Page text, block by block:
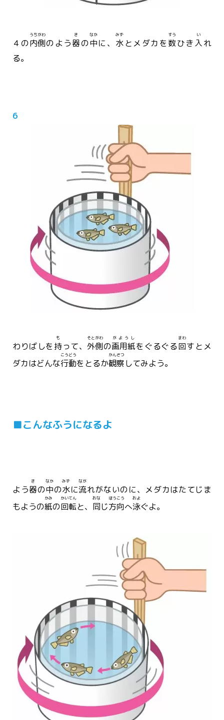
４の内側
うちがわ
のよう器
き
の中
なか
に、 水
みず
とメダカを 数
すう
ひき入
い
れ
る。
6
わりばしを 持
も
って、 外側
そとがわ
の画用紙
がようし
をぐるぐる回
まわ
すとメ
ダカはどんな行動
こうどう
をとるか観察
かんさつ
してみよう。
■こんなふうになるよ
よう器
き
の中
なか
の水
みず
に流
なが
れがないのに、メダカはたてじま
もようの紙
かみ
の回転
かいてん
と、 同
おな
じ方向
ほうこう
へ泳
およ
ぐよ。